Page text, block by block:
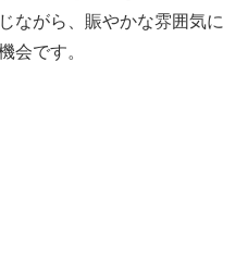
ながら、賑やかな雰囲気に
会です。